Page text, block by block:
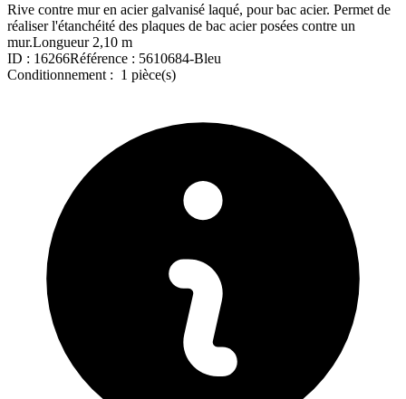
Rive contre mur en acier galvanisé laqué, pour bac acier. Permet de
réaliser l'étanchéité des plaques de bac acier posées contre un
mur.Longueur 2,10 m
ID : 16266Référence : 5610684-Bleu
Conditionnement : 1 pièce(s)